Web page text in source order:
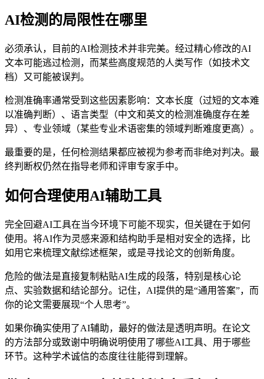
AI检测的局限性在哪里
必须承认，目前的AI检测技术并非完美。经过精心修改的AI
文本可能逃过检测，而某些高度规范的人类写作（如技术文
档）又可能被误判。
检测准确率通常受到这些因素影响：文本长度（过短的文本难
以准确判断）、语言类型（中文和英文的检测准确度存在差
异）、专业领域（某些专业术语密集的领域判断难度更高）。
最重要的是，任何检测结果都应被视为参考而非绝对判决。最
终判断权仍然在指导老师和评审专家手中。
如何合理使用AI辅助工具
完全回避AI工具在当今环境下可能不现实，但关键在于如何
使用。将AI作为灵感来源和结构助手是相对安全的选择，比
如用它来梳理文献综述框架，或是寻找论文的创新角度。
危险的做法是直接复制粘贴AI生成的段落，特别是核心论
点、实验数据和结论部分。记住，AI提供的是“通用答案”，而
你的论文需要展现“个人思考”。
如果你确实使用了AI辅助，最好的做法是透明声明。在论文
的方法部分或致谢中明确说明使用了哪些AI工具、用于哪些
环节。这种学术诚信的态度往往能得到理解。